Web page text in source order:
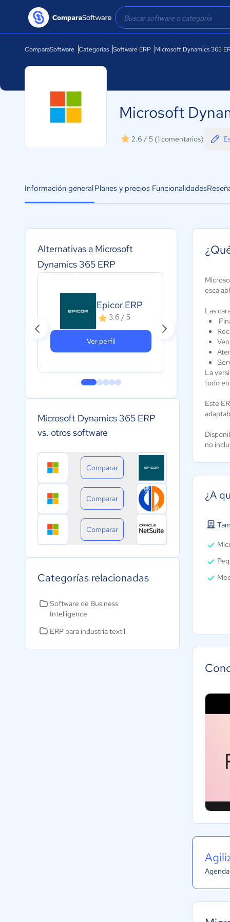
ComparaSoftware Categorías Software ERP Microsoft Dynamics 365
Microsoft
2.6 / 5 (1 comentarios)
Información generalPlanes y precios Funcionalidades
Alternativas a Microsoft
Dynamics 365 ERP
Epicor ERP
3.6 / 5
Ver perfil
Microsoft Dynamics 365 ERP
vs. otros software
Comparar
Comparar
Comparar
Categorías relacionadas
Software de Business
Intelligence
ERP para industria textil
Las
La
todo
Este
no
¿A